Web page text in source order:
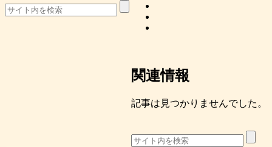
関連情報
記事は見つかりませんでした。